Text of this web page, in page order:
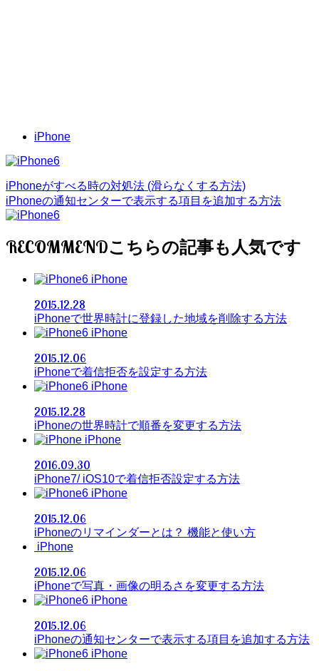
iPhone
iPhoneがすべる時の対処法 (滑らなくする方法)
iPhoneの通知センターで表示する項目を追加する方法
RECOMMEND
iPhone
2015.12.28
iPhoneで世界時計に登録した地域を削除する方法
iPhone
2015.12.06
iPhoneで着信拒否を設定する方法
iPhone
2015.12.28
iPhoneの世界時計で順番を変更する方法
iPhone
2016.09.30
iPhone7/ iOS10で着信拒否設定する方法
iPhone
2015.12.06
iPhoneのリマインダーとは？ 機能と使い方
iPhone
2015.12.06
iPhoneで写真・画像の明るさを変更する方法
iPhone
2015.12.06
iPhoneの通知センターで表示する項目を追加する方法
iPhone